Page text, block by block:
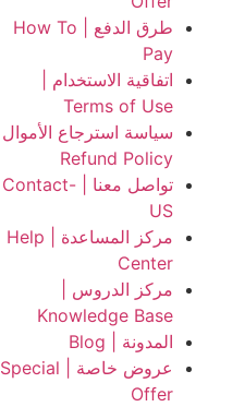
طرق الدفع | How To
Pay
اتفاقية الاستخدام |
Terms of Use
سياسة استرجاع الأموال |
Refund Policy
تواصل معنا | Contact-
US
مركز المساعدة | Help
Center
مركز الدروس |
Knowledge Base
المدونة | Blog
عروض خاصة | Special
Offer